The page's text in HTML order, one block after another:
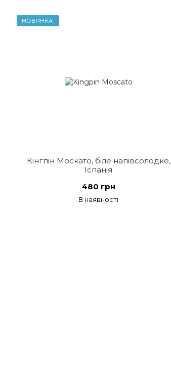
НОВИНКА
Кінгпін Москато, біле напівсолодке,
Іспанія
480 грн
В наявності